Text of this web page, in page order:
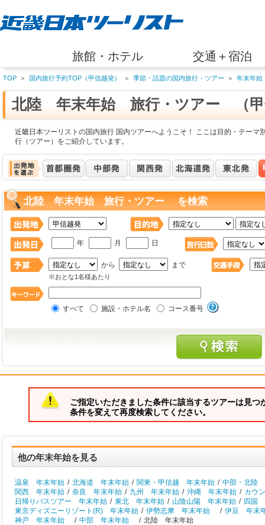
旅館・ホテル 交通＋宿泊
TOP ＞ 国内旅行予約TOP（甲信越発） ＞ 季節・話題の国内旅行・ツアー ＞ 年末年
北陸 年末年始 旅行・ツアー （甲
近畿日本ツーリストの国内旅行 国内ツアーへようこそ！ ここは目的・テー
行（ツアー）をご紹介しています。
北陸 年末年始 旅行・ツアー を検索
年 月 日
から まで
※おとな1名様あたり
すべて 施設・ホテル名 コース番号
ご指定いただきました条件に該当するツアーは見つ
条件を変えて再度検索してください。
他の年末年始を見る
温泉 年末年始 / 北海道 年末年始 / 関東・甲信越 年末年始 / 中部・北陸
関西 年末年始 / 奈良 年末年始 / 九州 年末年始 / 沖縄 年末年始 / カウ
日帰りバスツアー 年末年始 / 東北 年末年始 / 山陰山陽 年末年始 / 四国
東京ディズニーリゾート(R) 年末年始 / 伊勢志摩 年末年始 / 伊豆 年末
神戸 年末年始
/ 中部 年末年始 / 北陸 年末年始